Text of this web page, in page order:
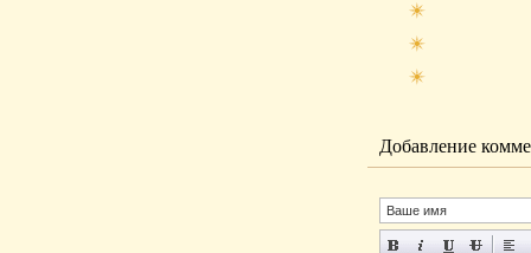
Добавление